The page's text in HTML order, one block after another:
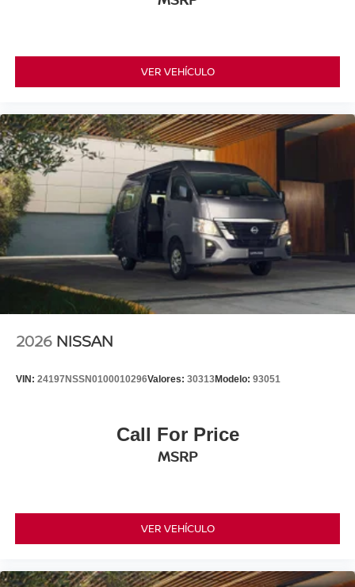
VER VEHÍCULO
2026 NISSAN
VIN: 24197NSSN0100010296Valores: 30313Modelo: 93051
Call For Price
MSRP
VER VEHÍCULO